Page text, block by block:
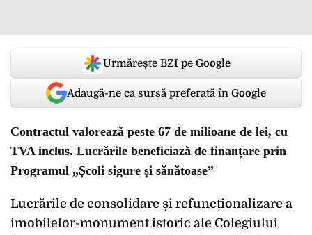
Urmărește BZI pe Google
Adaugă-ne ca sursă preferată în Google
Contractul valorează peste 67 de milioane de lei, cu
TVA inclus. Lucrările beneficiază de finanțare prin
Programul „Școli sigure și sănătoase”
Lucrările de consolidare și refuncționalizare a
imobilelor-monument istoric ale Colegiului